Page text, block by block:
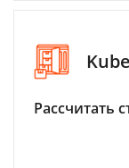
Рассчитать